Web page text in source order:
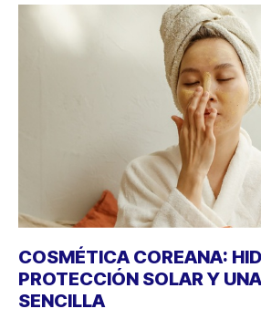
COSMÉTICA COREANA:
PROTECCIÓN SOLAR Y
SENCILLA